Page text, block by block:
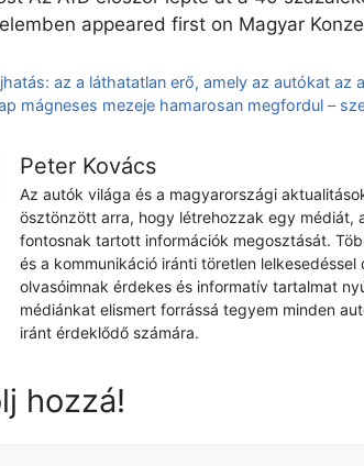
appeared first on Magyar
az a láthatatlan erő, amely az autókat az
mágneses mezeje hamarosan megfordul –
Peter Kovács
Az autók világa és a magyarországi
ösztönzött arra, hogy létrehozzak egy médiát,
fontosnak tartott információk megosztását.
és a kommunikáció iránti töretlen
olvasóimnak érdekes és informatív tartalmat
médiánkat elismert forrássá tegyem minden
iránt érdeklődő számára.
hozzá!